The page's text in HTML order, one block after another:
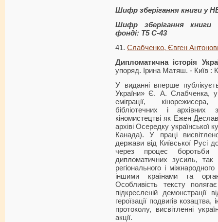
Шифр зберігання книги у
Шифр зберігання книги
фонді: Т5 С-43
41. Слабченко, Євген
Дипломатична історія
упоряд. Ірина Матяш. - Київ :
У виданні вперше
України» Є. А. Слабченка,
еміграції,
бібліотечних і архівних
кіномистецтві як Ежен
архіві Осередку української
Канада). У праці
держави від Київської Русі
через процес
дипломатичних зусиль,
регіонального і
іншими країнами та
Особливість тексту
підкресленій демонстрації
героїзації подвигів
протоколу, висвітленні
акції.